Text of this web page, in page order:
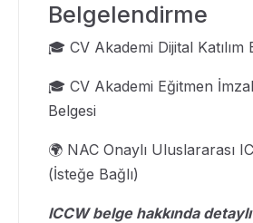
Belgelendirme
🎓 CV Akademi Dijital Katılım
🎓 CV Akademi Eğitmen İmzalı
Belgesi
🌍 NAC Onaylı Uluslararası
(İsteğe Bağlı)
ICCW belge hakkında